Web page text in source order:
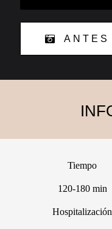
ANTES
Tiempo
120-180 min
Hospitalización